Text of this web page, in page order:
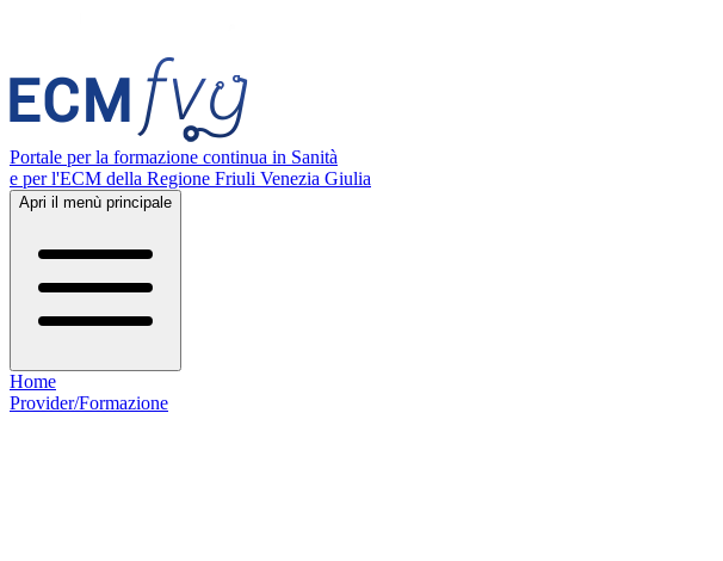
Portale per la formazione continua in Sanità
e per l'ECM della Regione Friuli Venezia Giulia
Apri il menù principale
Home
Provider/Formazione